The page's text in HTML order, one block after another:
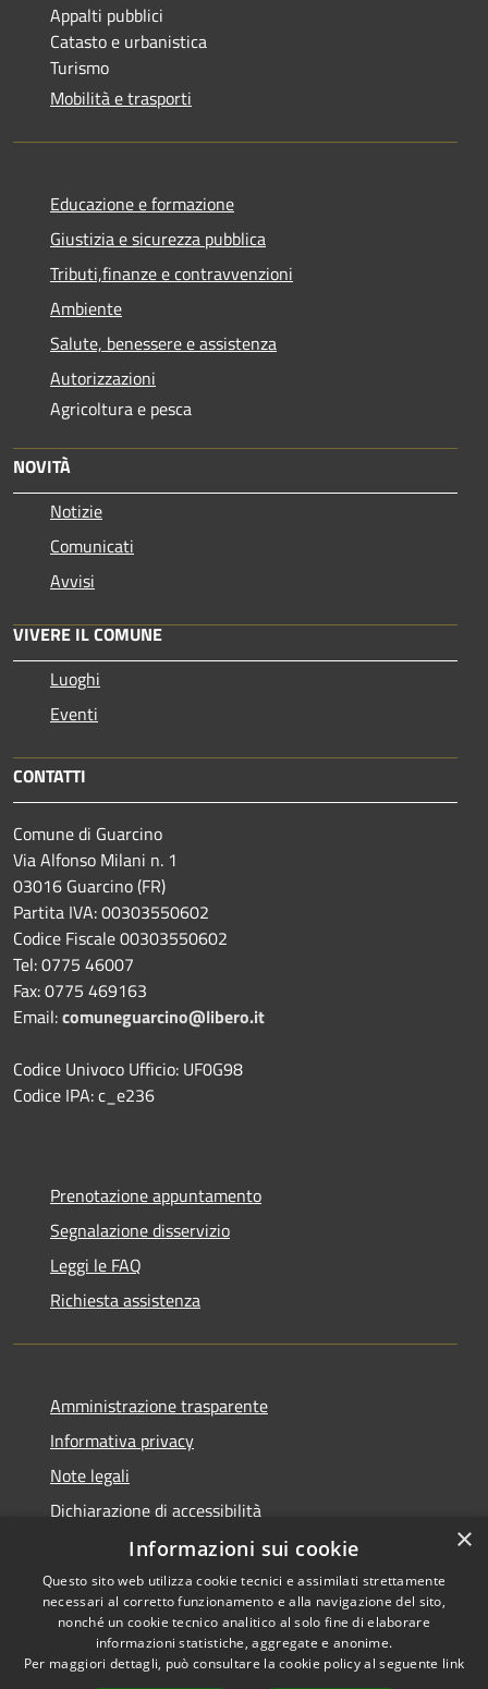
Appalti pubblici
Catasto e urbanistica
Turismo
Mobilità e trasporti
Educazione e formazione
Giustizia e sicurezza pubblica
Tributi,finanze e contravvenzioni
Ambiente
Salute, benessere e assistenza
Autorizzazioni
Agricoltura e pesca
NOVITÀ
Notizie
Comunicati
Avvisi
VIVERE IL COMUNE
Luoghi
Eventi
CONTATTI
Comune di Guarcino
Via Alfonso Milani n. 1
03016 Guarcino (FR)
Partita IVA: 00303550602
Codice Fiscale 00303550602
Tel: 0775 46007
Fax: 0775 469163
Email:comuneguarcino@libero.it
Codice Univoco Ufficio: UF0G98
Codice IPA: c_e236
Prenotazione appuntamento
Segnalazione disservizio
Leggi le FAQ
Richiesta assistenza
Amministrazione trasparente
Informativa privacy
Note legali
Dichiarazione di accessibilità
Accessibilità
Privacy
Copyright © 2026 • Comune di
Guarcino • Powered by
Municipium•Accesso
×
Informazioni sui cookie
Questo sito web utilizza cookie tecnici e assimilati strettamente
necessari al corretto funzionamento e alla navigazione del sito,
nonché un cookie tecnico analitico al solo fine di elaborare
informazioni statistiche, aggregate e anonime.
Per maggiori dettagli, può consultare la cookie policy al seguente link